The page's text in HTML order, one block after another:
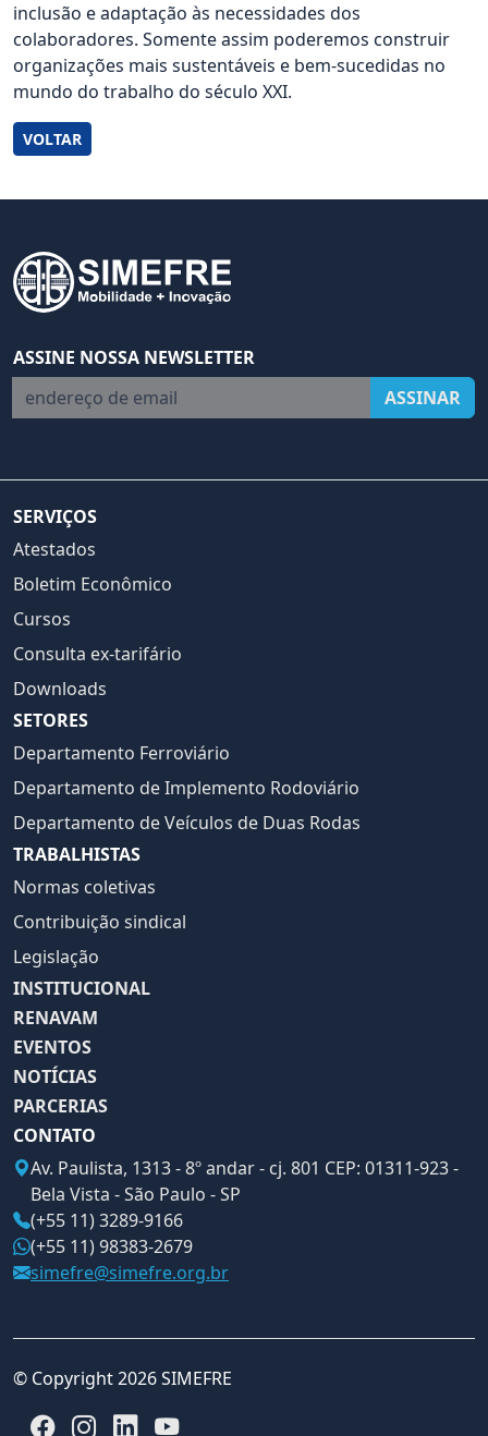
inclusão e adaptação às necessidades dos
colaboradores. Somente assim poderemos construir
organizações mais sustentáveis e bem-sucedidas no
mundo do trabalho do século XXI.
VOLTAR
ASSINE NOSSA NEWSLETTER
endereço de email
ASSINAR
SERVIÇOS
Atestados
Boletim Econômico
Cursos
Consulta ex-tarifário
Downloads
SETORES
Departamento Ferroviário
Departamento de Implemento Rodoviário
Departamento de Veículos de Duas Rodas
TRABALHISTAS
Normas coletivas
Contribuição sindical
Legislação
INSTITUCIONAL
RENAVAM
EVENTOS
NOTÍCIAS
PARCERIAS
CONTATO
Av. Paulista, 1313 - 8º andar - cj. 801 CEP: 01311-923 -
Bela Vista - São Paulo - SP
(+55 11) 3289-9166
(+55 11) 98383-2679
simefre@simefre.org.br
© Copyright 2026 SIMEFRE